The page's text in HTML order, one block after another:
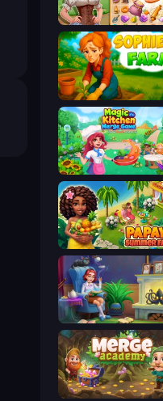
Sophie's Farm
Papaya Summer Farm
Halloween Merge
Merge Academy